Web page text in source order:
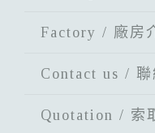
Factory / 廠房
Contact us / 聯
Quotation / 索